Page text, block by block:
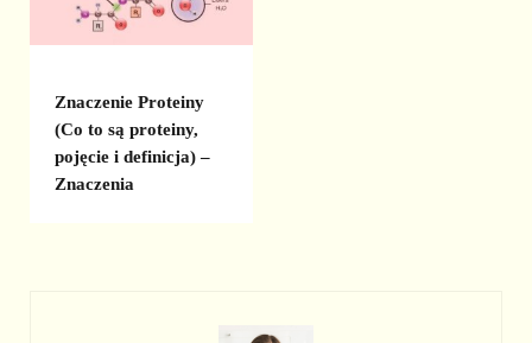
Znaczenie Proteiny
(Co to są proteiny,
pojęcie i definicja) –
Znaczenia